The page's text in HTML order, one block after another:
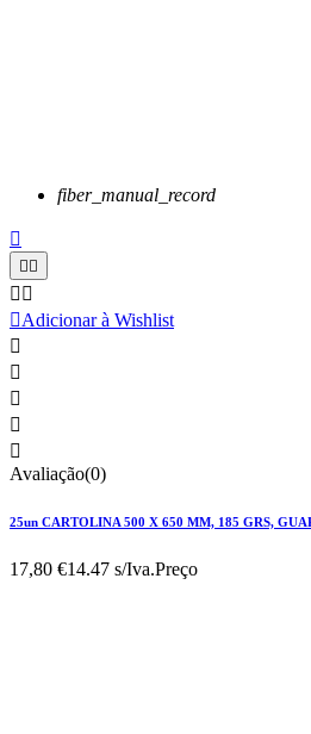
fiber_manual_record


 
Adicionar à Wishlist





Avaliação(0)
25un CARTOLINA 500 X 650 MM, 185 GRS,
17,80 €14.47 s/Iva.Preço